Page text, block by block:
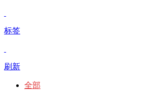
标签
刷新
全部